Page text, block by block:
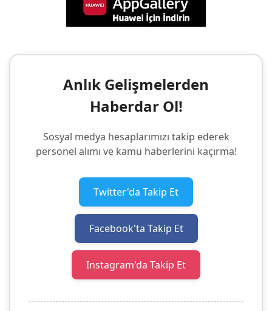
Anlık Gelişmelerden
Haberdar Ol!
Sosyal medya hesaplarımızı takip ederek
personel alımı ve kamu haberlerini kaçırma!
Twitter'da Takip Et
Facebook'ta Takip Et
Instagram'da Takip Et